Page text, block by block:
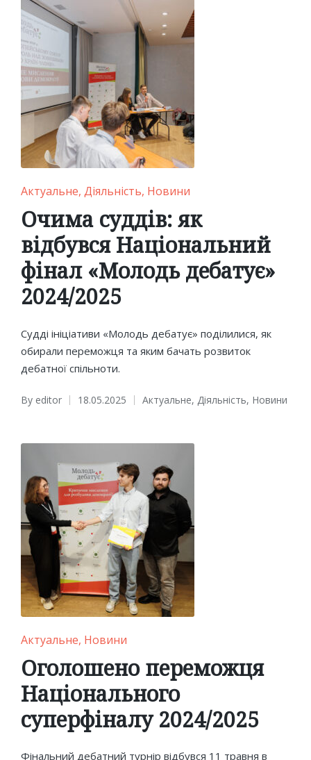
Posted
in
Актуальне Діяльність Новини
Очима суддів: як
відбувся Національний
фінал «Молодь дебатує»
2024/2025
Судді ініціативи «Молодь дебатує» поділилися, як
обирали переможця та яким бачать розвиток
дебатної спільноти.
Posted
By editor 18.05.2025
Posted
Актуальне, Діяльність, Новини
Posted
in
Актуальне Новини
Оголошено переможця
Національного
суперфіналу 2024/2025
Фінальний дебатний турнір відбувся 11 травня в